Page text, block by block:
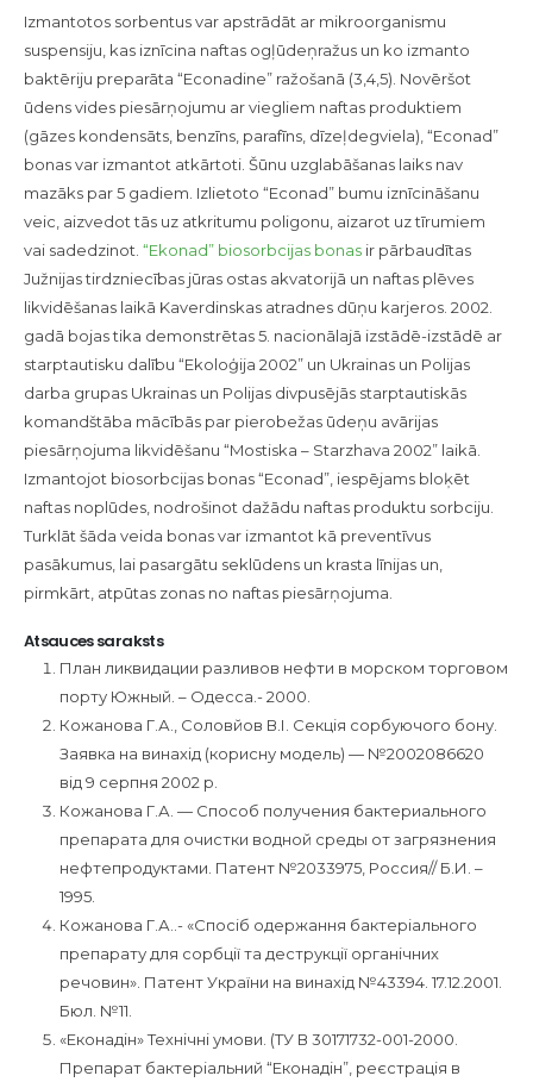
Izmantotos sorbentus var apstrādāt ar mikroorganismu
suspensiju, kas iznīcina naftas ogļūdeņražus un ko izmanto
baktēriju preparāta “Econadine” ražošanā (3,4,5). Novēršot
ūdens vides piesārņojumu ar viegliem naftas produktiem
(gāzes kondensāts, benzīns, parafīns, dīzeļdegviela), “Econad”
bonas var izmantot atkārtoti. Šūnu uzglabāšanas laiks nav
mazāks par 5 gadiem. Izlietoto “Econad” bumu iznīcināšanu
veic, aizvedot tās uz atkritumu poligonu, aizarot uz tīrumiem
vai sadedzinot. “Ekonad” biosorbcijas bonas ir pārbaudītas
Južnijas tirdzniecības jūras ostas akvatorijā un naftas plēves
likvidēšanas laikā Kaverdinskas atradnes dūņu karjeros. 2002.
gadā bojas tika demonstrētas 5. nacionālajā izstādē-izstādē ar
starptautisku dalību “Ekoloģija 2002” un Ukrainas un Polijas
darba grupas Ukrainas un Polijas divpusējās starptautiskās
komandštāba mācībās par pierobežas ūdeņu avārijas
piesārņojuma likvidēšanu “Mostiska – Starzhava 2002” laikā.
Izmantojot biosorbcijas bonas “Econad”, iespējams bloķēt
naftas noplūdes, nodrošinot dažādu naftas produktu sorbciju.
Turklāt šāda veida bonas var izmantot kā preventīvus
pasākumus, lai pasargātu seklūdens un krasta līnijas un,
pirmkārt, atpūtas zonas no naftas piesārņojuma.
Atsauces saraksts
План ликвидации разливов нефти в морском торговом
порту Южный. – Одесса.- 2000.
Кожанова Г.А., Соловйов В.І. Секція сорбуючого бону.
Заявка на винахід (корисну модель) — №2002086620
від 9 серпня 2002 р.
Кожанова Г.А. — Способ получения бактериального
препарата для очистки водной среды от загрязнения
нефтепродуктами. Патент №2033975, Россия// Б.И. –
1995.
Кожанова Г.А..- «Спосіб одержання бактеріального
препарату для сорбції та деструкції органічних
речовин». Патент України на винахід №43394. 17.12.2001.
Бюл. №11.
«Еконадін» Технічні умови. (ТУ В 30171732-001-2000.
Препарат бактеріальний “Еконадін”, реєстрація в